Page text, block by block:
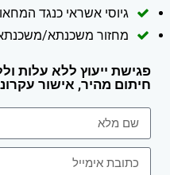
גיוסי אשראי כנגד
מחזור משכנתא/
פגישת ייעוץ ללא עלות
חיתום מהיר, אישור עקרוני תוך